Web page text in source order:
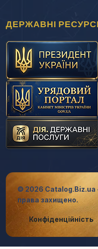
ДЕРЖАВНІ
© 2026 Catalog.Biz.ua -
права захищено.
Конфіденційність